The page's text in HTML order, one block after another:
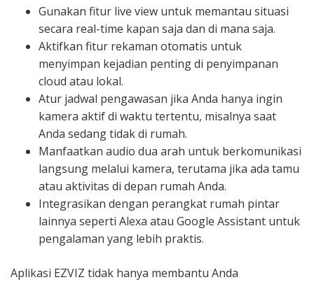
Gunakan fitur live view untuk memantau situasi
secara real-time kapan saja dan di mana saja.
Aktifkan fitur rekaman otomatis untuk
menyimpan kejadian penting di penyimpanan
cloud atau lokal.
Atur jadwal pengawasan jika Anda hanya ingin
kamera aktif di waktu tertentu, misalnya saat
Anda sedang tidak di rumah.
Manfaatkan audio dua arah untuk berkomunikasi
langsung melalui kamera, terutama jika ada tamu
atau aktivitas di depan rumah Anda.
Integrasikan dengan perangkat rumah pintar
lainnya seperti Alexa atau Google Assistant untuk
pengalaman yang lebih praktis.
Aplikasi EZVIZ tidak hanya membantu Anda